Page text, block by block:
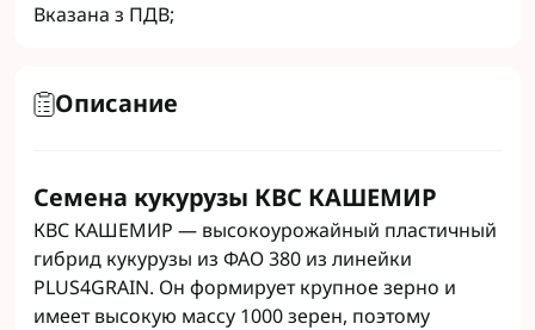
Вказана з ПДВ;
Описание
Семена кукурузы КВС КАШЕМИР
КВС КАШЕМИР — высокоурожайный пластичный
гибрид кукурузы из ФАО 380 из линейки
PLUS4GRAIN. Он формирует крупное зерно и
имеет высокую массу 1000 зерен, поэтому